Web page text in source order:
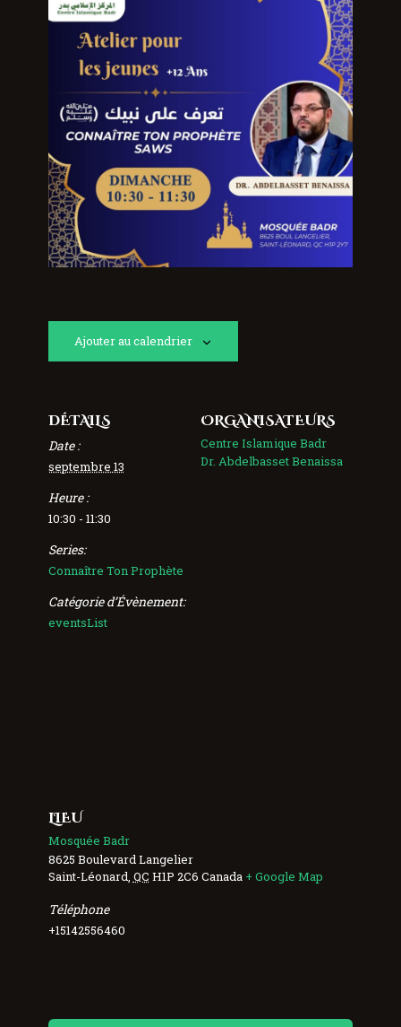
Ajouter au calendrier
DÉTAILS
Date :
septembre 13
Heure :
10:30 - 11:30
Series:
Connaître Ton Prophète
Catégorie d’Évènement:
eventsList
ORGANISATEURS
Centre Islamique Badr
Dr. Abdelbasset Benaissa
LIEU
Mosquée Badr
8625 Boulevard Langelier
Saint-Léonard, QC H1P 2C6 Canada + Google Map
Téléphone
+15142556460